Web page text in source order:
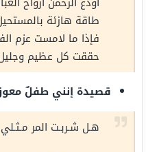
طاقة هازئة
فإذا ما لامست عزم
حققت كل عظيم
قصيدة إنني طفلٌ
هـل شـربـت المر